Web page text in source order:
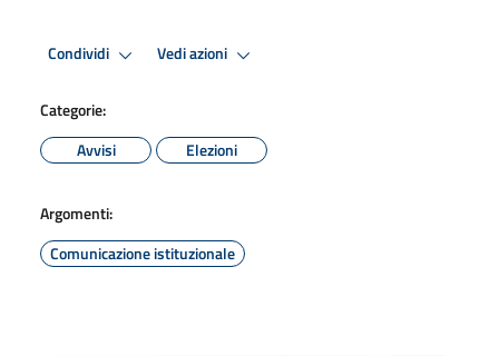
Condividi Vedi azioni
Categorie:
Avvisi
Elezioni
Argomenti:
Comunicazione istituzionale